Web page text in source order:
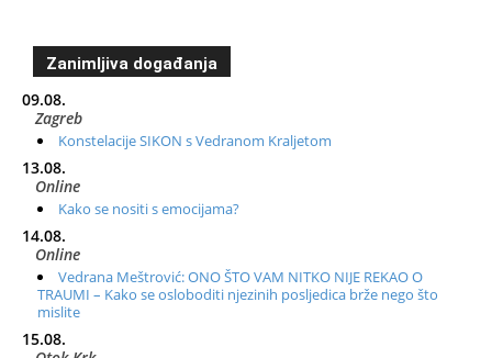
Zanimljiva događanja
09.08.
Zagreb
Konstelacije SIKON s Vedranom Kraljetom
13.08.
Online
Kako se nositi s emocijama?
14.08.
Online
Vedrana Meštrović: ONO ŠTO VAM NITKO NIJE REKAO O
TRAUMI – Kako se osloboditi njezinih posljedica brže nego što
mislite
15.08.